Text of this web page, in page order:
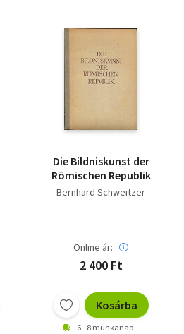
Die Bildniskunst der
Römischen Republik
Bernhard Schweitzer
Online ár:
2 400 Ft
Kosárba
6 - 8 munkanap